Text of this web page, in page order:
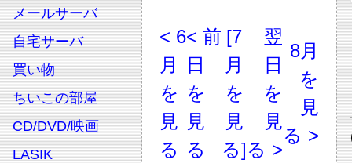
メールサーバ
自宅サーバ
買い物
ちいこの部屋
CD/DVD/映画
LASIK
< 6
月
を
見
る
< 前
日
を
見
る
[7
月
を
見
る]
翌
日
を
見
る >
8月
を
見
る >